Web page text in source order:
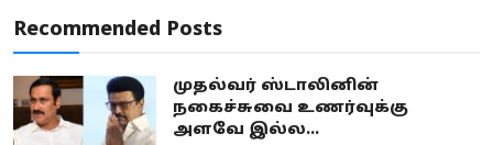
Recommended Posts
முதல்வர் ஸ்டாலினின்
நகைச்சுவை உணர்வுக்கு
அளவே இல்ல...